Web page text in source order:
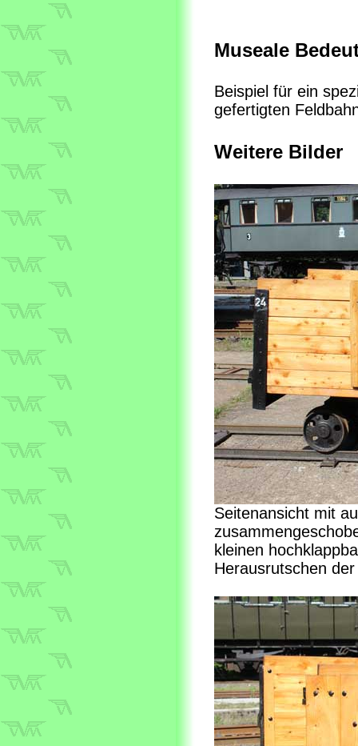
Museale
Beispiel für ein
gefertigten
Weitere Bilder
Seitenansicht mit
kleinen
Herausrutschen